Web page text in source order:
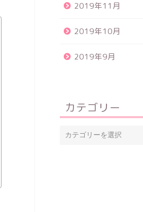
2019年11月
2019年10月
2019年9月
カテゴリー